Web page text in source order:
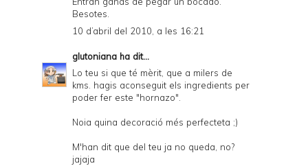
Besotes.
10 d’abril del 2010, a les 16:21
glutoniana ha dit...
Lo teu si que té mèrit, que a milers de
kms. hagis aconseguit els ingredients per
poder fer este "hornazo".
Noia quina decoració més perfecteta ;)
M'han dit que del teu ja no queda, no?
jajaja